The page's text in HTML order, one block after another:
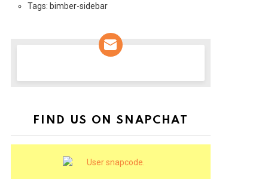
Tags: bimber-sidebar
FIND US ON SNAPCHAT